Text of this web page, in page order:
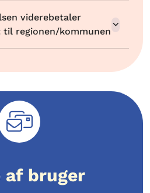
viderebetaler
til regionen/kommunen
af bruger